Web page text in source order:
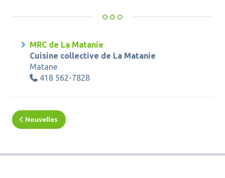
MRC de La Matanie
Cuisine collective de La Matanie
Matane
418 562-7828
Nouvelles